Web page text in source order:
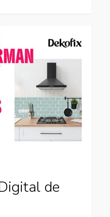
de